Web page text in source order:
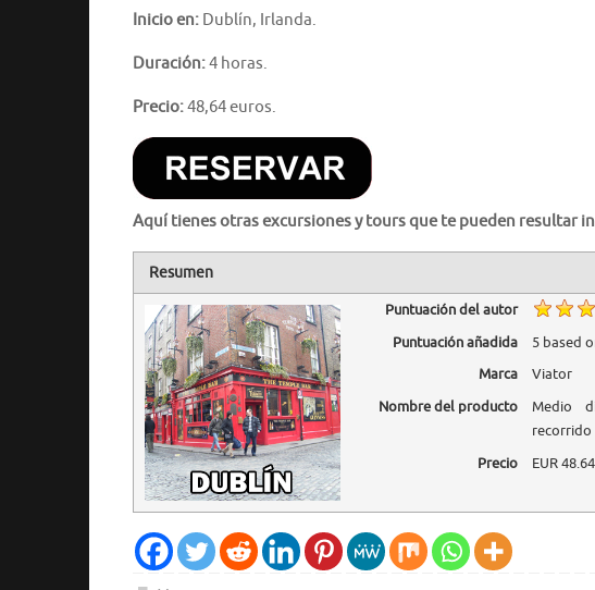
Inicio en: Dublín, Irlanda.
Duración:4 horas.
Precio:48,64 euros.
Aquí tienes otras excursiones y tours que te pueden resultar
Resumen
Puntuación del autor
Puntuación añadida
5based
Marca
Viator
Nombre del producto
Medio
recorrido
Precio
EUR48.64